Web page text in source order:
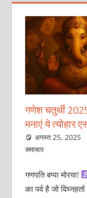
गणेश चतुर्थी
मनाएं ये
अगस्त 25, 2025
समाचार
गणपति बप्पा मोरया!
का पर्व है जो